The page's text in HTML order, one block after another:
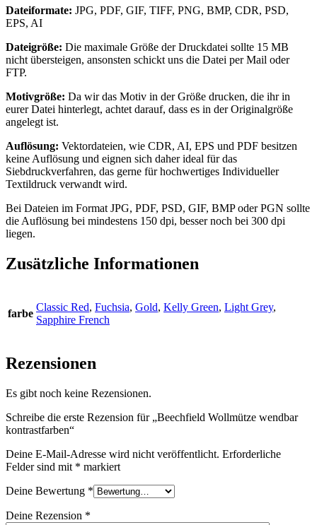
Dateiformate: JPG, PDF, GIF, TIFF, PNG, BMP, CDR, PSD,
EPS, AI
Dateigröße: Die maximale Größe der Druckdatei sollte 15 MB
nicht übersteigen, ansonsten schickt uns die Datei per Mail oder
FTP.
Motivgröße: Da wir das Motiv in der Größe drucken, die ihr in
eurer Datei hinterlegt, achtet darauf, dass es in der Originalgröße
angelegt ist.
Auflösung: Vektordateien, wie CDR, AI, EPS und PDF besitzen
keine Auflösung und eignen sich daher ideal für das
Siebdruckverfahren, das gerne für hochwertiges Individueller
Textildruck verwandt wird.
Bei Dateien im Format JPG, PDF, PSD, GIF, BMP oder PGN sollte
die Auflösung bei mindestens 150 dpi, besser noch bei 300 dpi
liegen.
Zusätzliche Informationen
farbe
Classic Red, Fuchsia, Gold, Kelly Green, Light Grey,
Sapphire French
Rezensionen
Es gibt noch keine Rezensionen.
Schreibe die erste Rezension für „Beechfield Wollmütze wendbar
kontrastfarben“
Deine E-Mail-Adresse wird nicht veröffentlicht. Erforderliche
Felder sind mit * markiert
Deine Bewertung *
Deine Rezension *